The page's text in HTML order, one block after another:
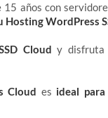
años con
Hosting WordPress
Cloud y disfruta
Cloud es ideal